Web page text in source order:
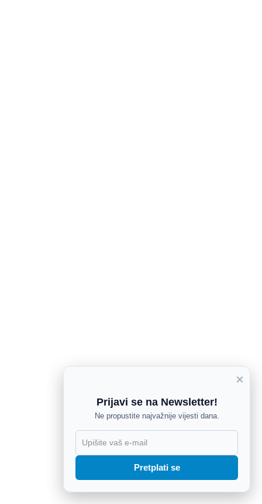
×
Prijavi se na Newsletter!
Ne propustite najvažnije vijesti dana.
Pretplati se